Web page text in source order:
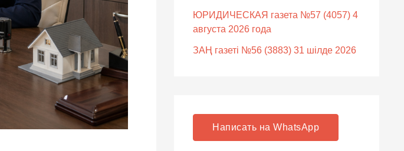
ЮРИДИЧЕСКАЯ газета №57 (4057) 4
августа 2026 года
ЗАҢ газеті №56 (3883) 31 шілде 2026
Написать на WhatsApp